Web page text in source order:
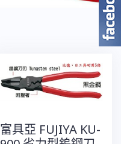
富具亞 FUJIYA KU-